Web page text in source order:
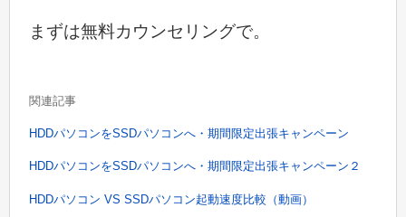
まずは無料カウンセリングで。
関連記事
HDDパソコンをSSDパソコンへ・期間限定出張キャンペーン
HDDパソコンをSSDパソコンへ・期間限定出張キャンペーン２
HDDパソコン VS SSDパソコン起動速度比較（動画）